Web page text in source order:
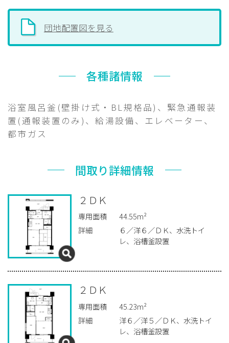
団地配置図を見る
各種諸情報
浴室風呂釜(壁掛け式・BL規格品)、緊急通報装
置(通報装置のみ)、給湯設備、エレベーター、
都市ガス
間取り詳細情報
２ＤＫ
専用面積
44.55m²
詳細
６／洋６／ＤＫ、水洗トイ
レ、浴槽釜設置
２ＤＫ
専用面積
45.23m²
詳細
洋６／洋５／ＤＫ、水洗トイ
レ、浴槽釜設置